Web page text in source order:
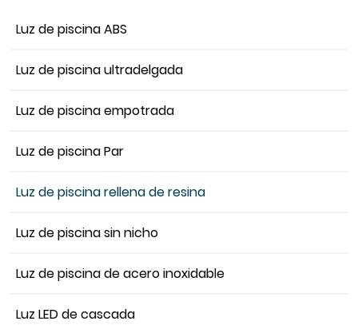
Luz de piscina ABS
Luz de piscina ultradelgada
Luz de piscina empotrada
Luz de piscina Par
Luz de piscina rellena de resina
Luz de piscina sin nicho
Luz de piscina de acero inoxidable
Luz LED de cascada